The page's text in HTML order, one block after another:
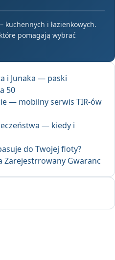
kuchennych i łazienkowych.
pomagają wybrać
i Junaka — paski
50
— mobilny serwis TIR-ów
— kiedy i
do Twojej floty?
Zarejestrrowany Gwaranc